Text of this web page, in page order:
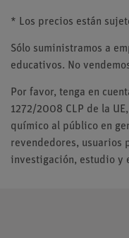
* Los precios están
Sólo suministramos a
educativos. No
Por favor, tenga en
1272/2008 CLP de la
químico al público en
revendedores, usuarios
investigación, estudio y